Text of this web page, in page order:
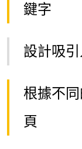
鍵字
設計吸
根據不
頁